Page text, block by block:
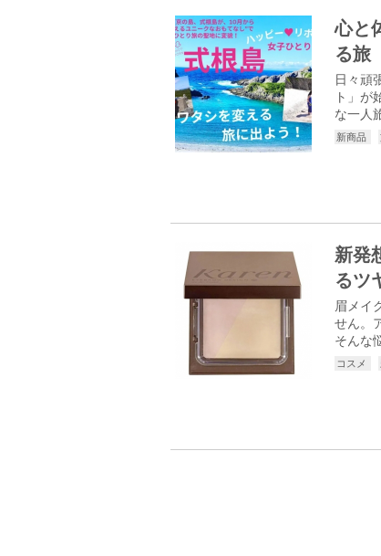
心と
る旅
日々頑
ト」が
な一人
新商品
新発
るツ
眉メイ
せん。
そんな
コスメ